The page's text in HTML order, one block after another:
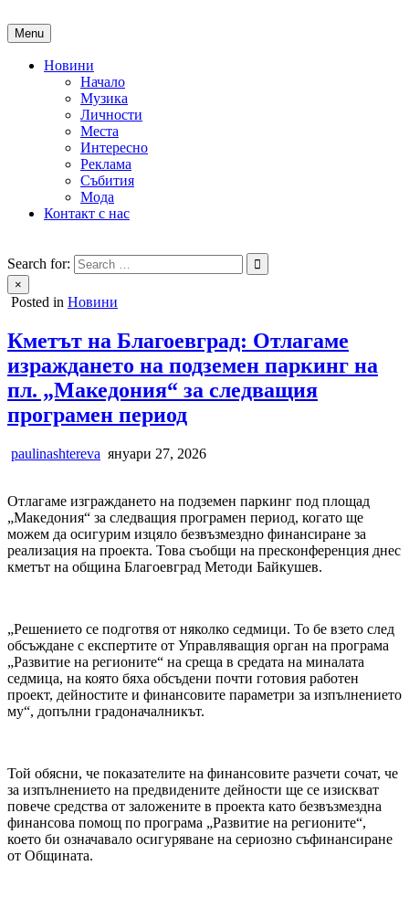
to
content
Menu
Новини
Начало
Музика
Личности
Места
Интересно
Реклама
Събития
Мода
Контакт с нас
People of Bulgaria
За хората на България
Search for:
×
Posted in Новини
Кметът на Благоевград: Отлагаме
израждането на подземен паркинг на
пл. „Македония“ за следващия
програмен период
paulinashtereva януари 27, 2026
Отлагаме изграждането на подземен паркинг под площад
„Македония“ за следващия програмен период, когато ще
можем да осигурим изцяло безвъзмездно финансиране за
реализация на проекта. Това съобщи на пресконференция днес
кметът на община Благоевград Методи Байкушев.
„Решението се подготвя от няколко седмици. То бе взето след
обсъждане с експертите от Управляващия орган на програма
„Развитие на регионите“ на среща в средата на миналата
седмица, на която бяха обсъдени почти готовия работен
проект, дейностите и финансовите параметри за изпълнението
му“, допълни градоначалникът.
Той обясни, че показателите на финансовите разчети сочат, че
за изпълнението на предвидените дейности ще се изискват
повече средства от заложените в проекта като безвъзмездна
финансова помощ по програма „Развитие на регионите“,
което би означавало осигуряване на сериозно съфинансиране
от Общината.